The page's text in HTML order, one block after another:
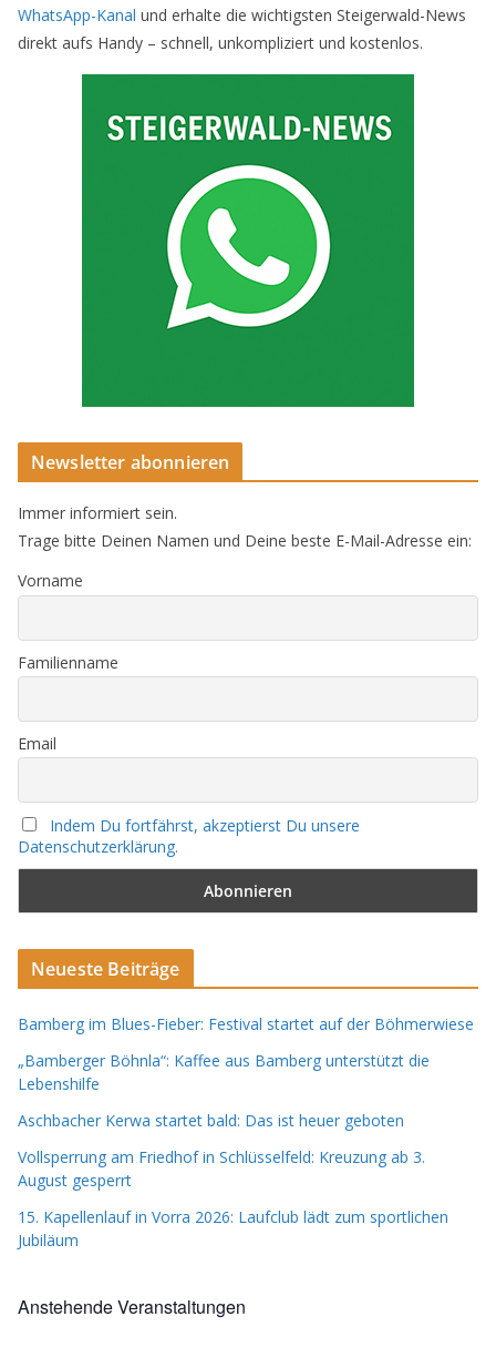
WhatsApp-Kanal und erhalte die wichtigsten Steigerwald-News
direkt aufs Handy – schnell, unkompliziert und kostenlos.
Newsletter abonnieren
Immer informiert sein.
Trage bitte Deinen Namen und Deine beste E-Mail-Adresse ein:
Vorname
Familienname
Email
Indem Du fortfährst, akzeptierst Du unsere
Datenschutzerklärung.
Neueste Beiträge
Bamberg im Blues-Fieber: Festival startet auf der Böhmerwiese
„Bamberger Böhnla“: Kaffee aus Bamberg unterstützt die
Lebenshilfe
Aschbacher Kerwa startet bald: Das ist heuer geboten
Vollsperrung am Friedhof in Schlüsselfeld: Kreuzung ab 3.
August gesperrt
15. Kapellenlauf in Vorra 2026: Laufclub lädt zum sportlichen
Jubiläum
Anstehende Veranstaltungen